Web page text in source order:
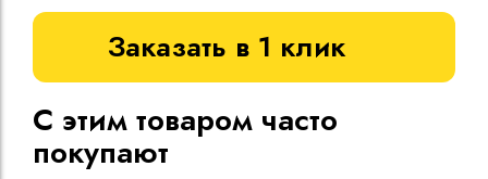
Заказать в 1 клик
С этим товаром часто
покупают